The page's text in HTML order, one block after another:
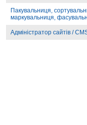
Пакувальниця,
маркувальниця,
Адміністратор сайтів /